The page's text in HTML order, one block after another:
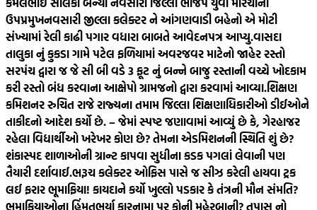
ઉપપ્રમુખનવસારી જીલ્લા કલેક્ટર ને આંગણવાડી બહેનો એ મોટી
સંખ્યામાં રેલી કાઢી પગાર વધારા બાબતે આવેદનપત્ર આપ્યુ.વાસદા
તાલુકા નું કુકડા ગામે પટેલ ફળિયામાં અવરજવર માટેનો જાહેર રસ્તો
સરપંચ દ્વારા જ જે સી બી વડે 3 ફૂટ નું બન્ને બાજુ રસ્તાની વચ્ચે ખોદકામ
કરી રસ્તો બંધ કરવાના આક્ષેપો ગ્રામજનો દ્વારા કરવામાં આવ્યા.શિક્ષણ
કમિશનર રુચિત રાજે રાજ્યના તમામ જિલ્લા શિક્ષણાધિકારીઓ ડીઈઓને
તાકીદનો આદેશ કર્યો છે. – જેમાં સ્પષ્ટ જણાવામાં આવ્યું છે કે, ગેરહાજર
રહેલા વિદ્યાર્થીઓ ખરેખર કોણ છે? તેમના એડમિશનની સ્થિતિ શું છે?
શંકાસ્પદ શાળાઓની ગ્રાન્ટ કાપવા સુધીના કડક પગલાં લેવાની પણ
તૈયારી દર્શાવાઈ.ભરૂચ કલેક્ટર ઓફિસ પાસે જ સીઝ કરેલી હાયવા ટ્રક
લઈ ફરાર ભૂમાફિયા! કાયદાને કર્યો ખુલ્લો પડકાર કે તંત્રની મૌન સંમતિ?
ભૂમાફિયાઓના હિંમતભર્યા કારનામા પર કોની મહેરબાની? તપાસ નો